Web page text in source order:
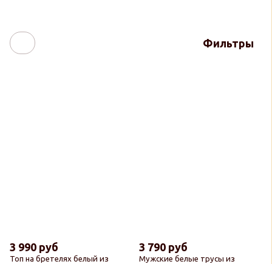
Фильтры
Топ на бретелях белый из
3 990 руб
Мужские белые трусы из
3 790 руб